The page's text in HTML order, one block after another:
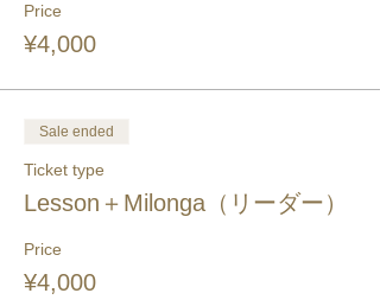
Price
¥4,000
Sale ended
Ticket type
Lesson＋Milonga（リーダー）
Price
¥4,000